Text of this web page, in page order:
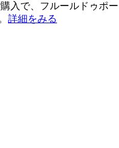
入で、フルールドゥポ
詳細をみる